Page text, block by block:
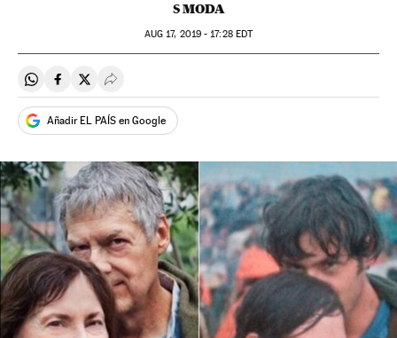
S MODA
AUG 17, 2019 - 17:28EDT
Compartir en Whatsapp
Compartir en Facebook
Compartir en Twitter
Desplegar Redes Sociales
Añadir EL PAÍS en Google